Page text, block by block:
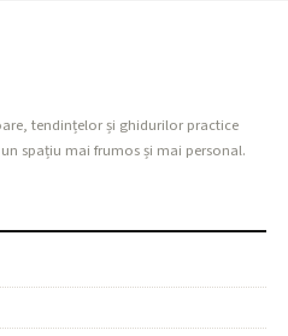
tendințelor și ghidurilor practice
spațiu mai frumos și mai personal.